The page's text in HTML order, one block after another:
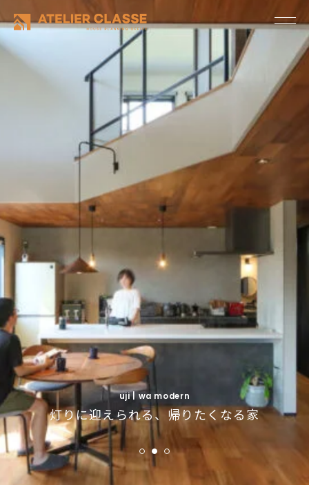
uji | simple modern
インナーガレージで叶えるインダストリアルな
暮らし
fushimi | wa modern
季節がそっと寄り添う、庭とつながる住まい
uji | wa modern
灯りに迎えられる、帰りたくなる家
uji | simple modern
インナーガレージで叶えるインダストリアルな
暮らし
fushimi | wa modern
季節がそっと寄り添う、庭とつながる住まい